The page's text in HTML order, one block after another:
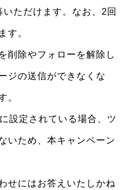
いただけます。なお、2回
す。
削除やフォローを解除し
ジの送信ができなくな
。
設定されている場合、ツ
いため、本キャンペーン
せにはお答えいたしかね